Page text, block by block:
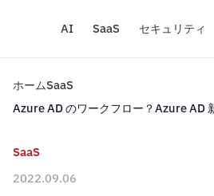
AI SaaS セキュリティ
ホームSaaS
Azure AD のワークフロー？Azure AD
SaaS
2022.09.06